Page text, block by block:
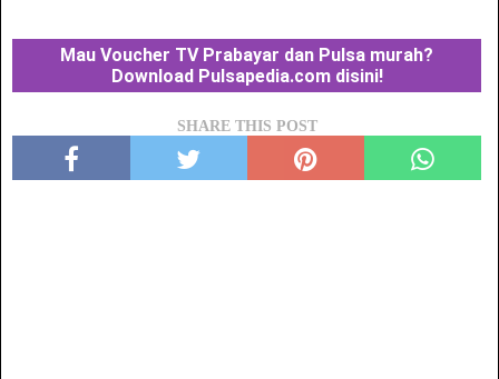
Mau Voucher TV Prabayar dan Pulsa murah?
Download Pulsapedia.com disini!
SHARE THIS POST